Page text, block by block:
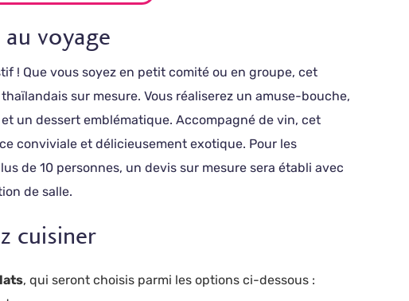
voyage
! Que vous soyez en petit comité ou en groupe, cet
sur mesure. Vous réaliserez un amuse-bouche,
un dessert emblématique. Accompagné de vin, cet
conviviale et délicieusement exotique. Pour les
de 10 personnes, un devis sur mesure sera établi avec
de salle.
cuisiner
, qui seront choisis parmi les options ci-dessous :